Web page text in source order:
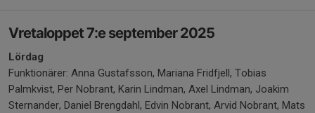
Vretaloppet 7:e september 2025
Lördag
Funktionärer: Anna Gustafsson, Mariana Fridfjell, Tobias
Palmkvist, Per Nobrant, Karin Lindman, Axel Lindman, Joakim
Sternander, Daniel Brengdahl, Edvin Nobrant, Arvid Nobrant, Mats